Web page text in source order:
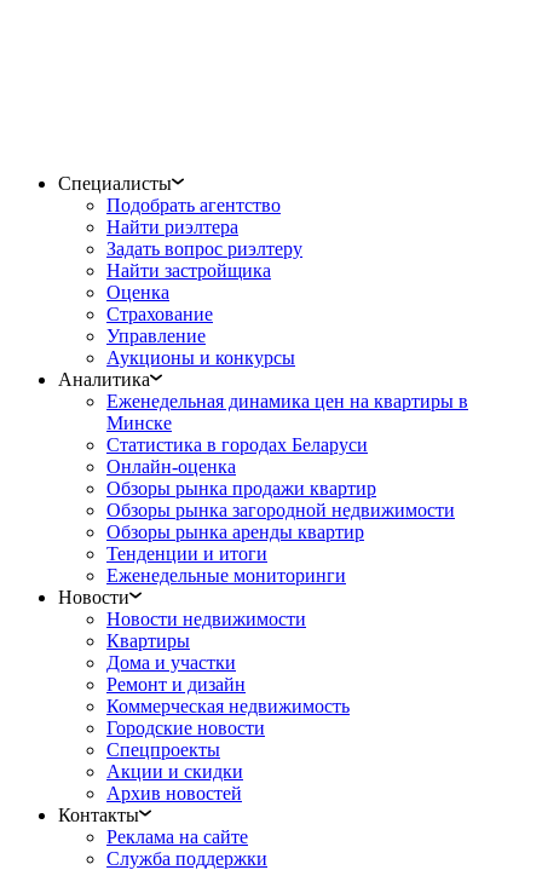
Специалисты
Подобрать агентство
Найти риэлтера
Задать вопрос риэлтеру
Найти застройщика
Оценка
Страхование
Управление
Аукционы и конкурсы
Аналитика
Еженедельная динамика цен на квартиры в
Минске
Статистика в городах Беларуси
Онлайн-оценка
Обзоры рынка продажи квартир
Обзоры рынка загородной недвижимости
Обзоры рынка аренды квартир
Тенденции и итоги
Еженедельные мониторинги
Новости
Новости недвижимости
Квартиры
Дома и участки
Ремонт и дизайн
Коммерческая недвижимость
Городские новости
Спецпроекты
Акции и скидки
Архив новостей
Контакты
Реклама на сайте
Служба поддержки